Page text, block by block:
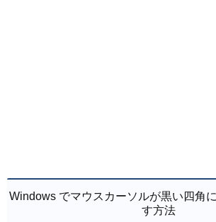
Windows でマウスカーソルが黒い四角
す方法